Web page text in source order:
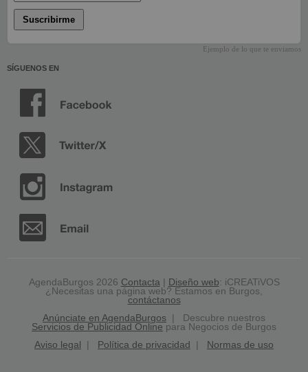
Suscribirme
Ejemplo de lo que te enviamos
SÍGUENOS EN
AgendaBurgos 2026 Contacta| Diseño web: iCREATiVOS
¿Necesitas una página web? Estamos en Burgos,
contáctanos
Anúnciate en AgendaBurgos | Descubre nuestros
Servicios de Publicidad Online para Negocios de Burgos
Aviso legal
Política de privacidad Normas de uso